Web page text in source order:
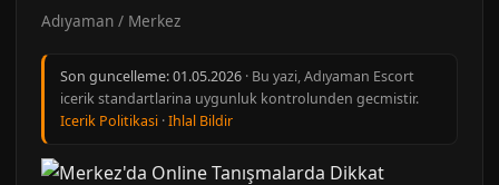
Adıyaman / Merkez
Son guncelleme:01.05.2026 · Bu yazi, Adıyaman Escort
icerik standartlarina uygunluk kontrolunden gecmistir.
Icerik Politikasi ·Ihlal Bildir